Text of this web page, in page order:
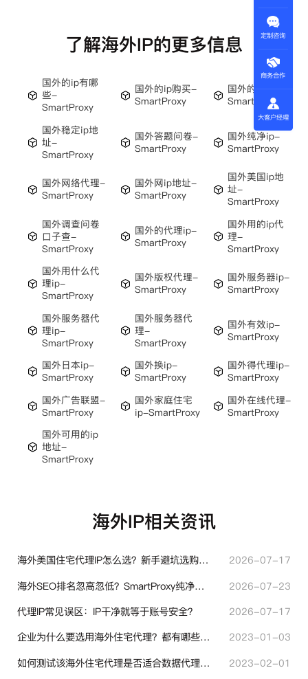
了解海外IP的更多信息
国外的ip有哪
些-
SmartProxy
国外的ip购买-
SmartProxy
国外的ip-
SmartProxy
国外稳定ip地
址-
SmartProxy
国外答题问卷-
SmartProxy
国外纯净ip-
SmartProxy
国外网络代理-
SmartProxy
国外网ip地址-
SmartProxy
国外美国ip地
址-
SmartProxy
国外调查问卷
口子查-
SmartProxy
国外的代理ip-
SmartProxy
国外用的ip代
理-
SmartProxy
国外用什么代
理ip-
SmartProxy
国外版权代理-
SmartProxy
国外服务器ip-
SmartProxy
国外服务器代
理ip-
SmartProxy
国外服务器代
理-
SmartProxy
国外有效ip-
SmartProxy
国外日本ip-
SmartProxy
国外换ip-
SmartProxy
国外得代理ip-
SmartProxy
国外广告联盟-
SmartProxy
国外家庭住宅
ip-SmartProxy
国外在线代理-
SmartProxy
国外可用的ip
地址-
SmartProxy
海外IP相关资讯
海外美国住宅代理IP怎么选？新手避坑选购指南
2026-07-17
海外SEO排名忽高忽低？SmartProxy纯净住宅IP助力站点权重稳定
2026-07-23
代理IP常见误区：IP干净就等于账号安全？
2026-07-17
企业为什么要选用海外住宅代理？都有哪些帮助？
2023-01-03
如何测试该海外住宅代理是否适合数据代理使用？
2023-02-01
定制咨询
商务合作
大客户经理